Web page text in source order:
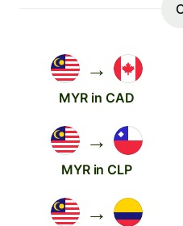
→
MYR in CAD
→
MYR in CLP
→